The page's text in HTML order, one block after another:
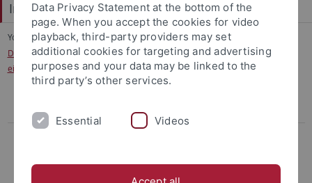
Institut für Kriminologie
You are here: Startseite
...
Der NSU-Untersuchungsausschuss im baden-württembergischen Landtag:
eine Bilanz aus erster Hand
Aufnahme in den Verteiler
Gefährliche Orte oder gefährliche Kameras? Die
Videoüberwachung im öffentlichen Raum
Data Privacy Statement at the bottom of the
page. When you accept the cookies for video
playback, third-party providers may set
additional cookies for targeting and advertising
purposes and your data may be linked to the
third party’s other services.
Essential Videos